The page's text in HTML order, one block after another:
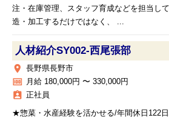
注・在庫管理、スタッフ育成などを担当し
造・加工するだけではなく、 ...
人材紹介SY002‐西尾張部
place 長野県長野市
money 月給 180,000円 〜 330,000円
assignment_ind 正社員
★惣菜・水産経験を活かせる/年間休日122